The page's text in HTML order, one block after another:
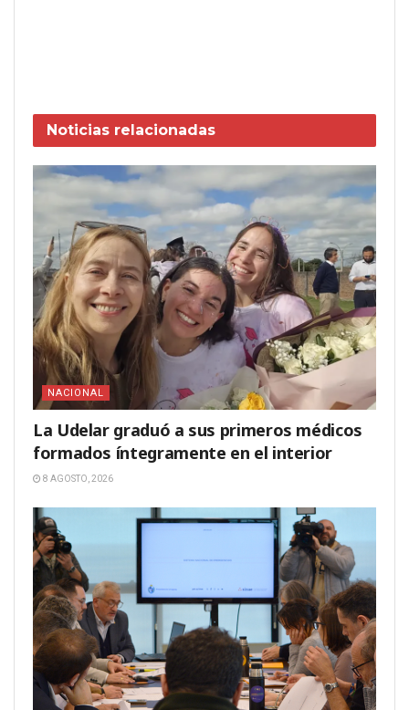
Noticias relacionadas
NACIONAL
La Udelar graduó a sus primeros médicos
formados íntegramente en el interior
8 AGOSTO, 2026